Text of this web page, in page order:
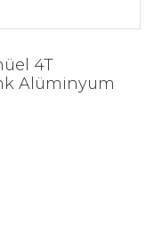
4T
Alüminyum